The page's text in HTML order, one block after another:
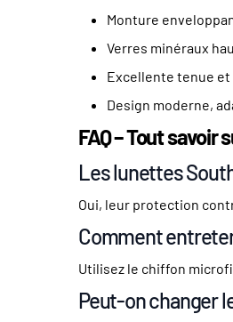
Monture
Verres minéraux
Excellente tenue
Design moderne,
FAQ – Tout savoir
Les lunettes
Oui, leur protection
Comment
Utilisez le chiffon
Peut-on changer